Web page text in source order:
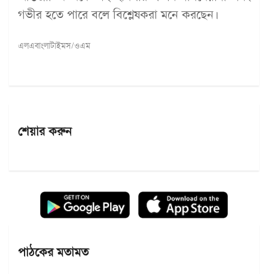
গভীর হতে পারে বলে বিশ্লেষকরা মনে করছেন।
এলএবাংলাটাইমস/ওএম
শেয়ার করুন
পাঠকের মতামত